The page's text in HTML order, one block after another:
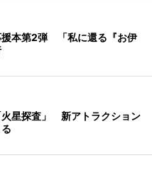
援本第2弾 「私に還る『お伊
火星探査」 新アトラクション